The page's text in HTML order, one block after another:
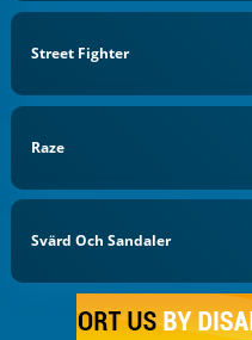
Street Fighter
Raze
Svärd Och Sandaler